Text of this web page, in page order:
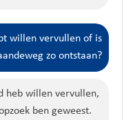
willen vervullen of is
zo ontstaan?
heb willen vervullen,
ben geweest.